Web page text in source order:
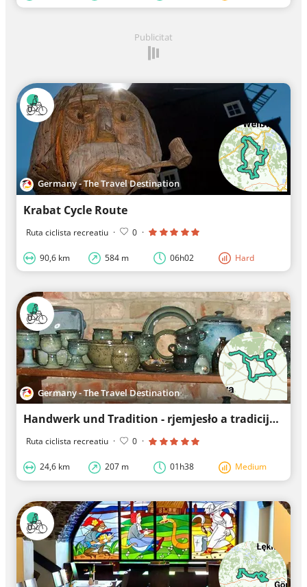
Publicitat
Germany - The Travel Destination
Krabat Cycle Route
Ruta ciclista recreatiu · 0 ·
90,6 km 584 m 06h02 Hard
Germany - The Travel Destination
Handwerk und Tradition - rjemjesło a tradicija
Ruta ciclista recreatiu · 0 ·
24,6 km 207 m 01h38 Medium